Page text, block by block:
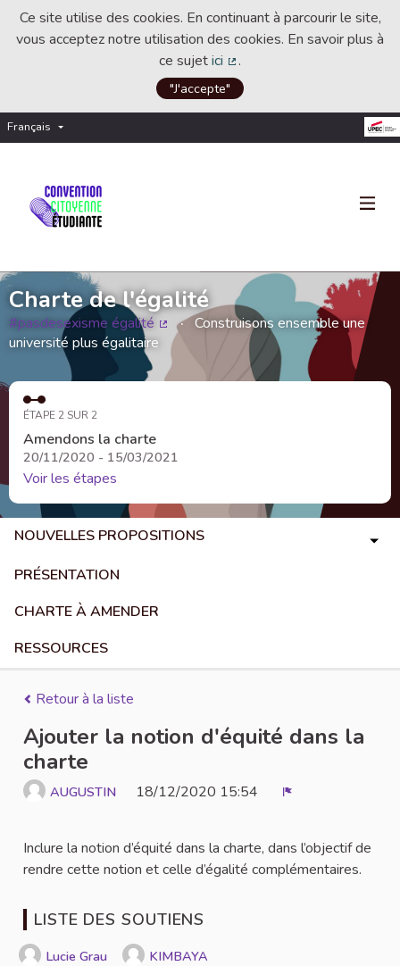
Ce site utilise des cookies. En continuant à parcourir le site,
vous acceptez notre utilisation des cookies. En savoir plus à
ce sujetici
(Lien externe)
.
"J'accepte"
Français Choisir la langue
Charte de l'égalité
#pasdesexisme égalité
(Lien externe)
Construisons ensemble une
université plus égalitaire
ÉTAPE 2 SUR 2
Amendons la charte
20/11/2020 - 15/03/2021
Voir les étapes
NOUVELLES PROPOSITIONS
PRÉSENTATION
CHARTE À AMENDER
RESSOURCES
Retour à la liste
Ajouter la notion d'équité dans la
charte
AUGUSTIN 18/12/2020 15:54
Inclure la notion d’équité dans la charte, dans l’objectif de
rendre cette notion et celle d’égalité complémentaires.
LISTE DES SOUTIENS
Lucie Grau KIMBAYA